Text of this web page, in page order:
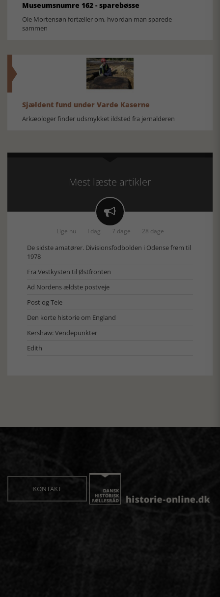
Museumsnumre 162 - sparebøsse
Ole Mortensøn fortæller om, hvordan man sparede
sammen
Sjældent fund under Varde Kaserne
Arkæologer finder udsmykket ildsted fra jernalderen
Mest læste artikler

Lige nu I dag 7 dage 28 dage
De sidste amatører. Divisionsfodbolden i Odense frem til
1978
Fra Vestkysten til Østfronten
Ad Nordens ældste postveje
Post og Tele
Den korte historie om England
Kershaw: Vendepunkter
Edith
KONTAKT